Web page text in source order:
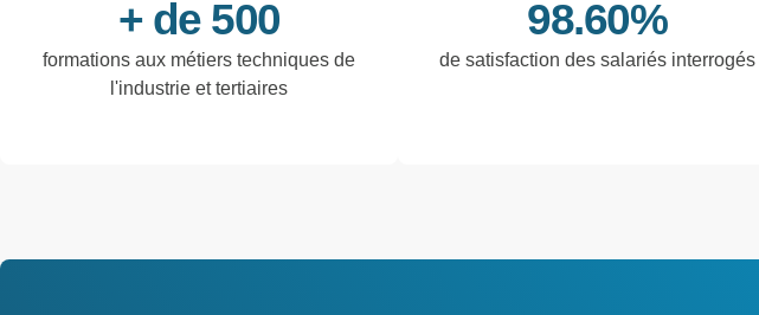
+ de 500
formations aux métiers techniques de
l'industrie et tertiaires
98.60%
de satisfaction des salariés interrogés